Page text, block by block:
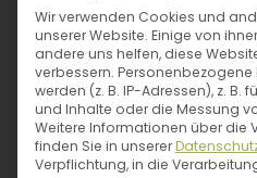
- über 50 kreative
-große Sortenvielfalt
wiederentdeckten
- einfache
Vorratstippsund
- bunt und
Wir verwenden Cookies und
unserer Website. Einige von
andere uns helfen, diese
verbessern. Personenbezogene
werden (z. B. IP-Adressen), z. B.
und Inhalte oder die Messung
Weitere Informationen über die
finden Sie in unserer
Verpflichtung, in die